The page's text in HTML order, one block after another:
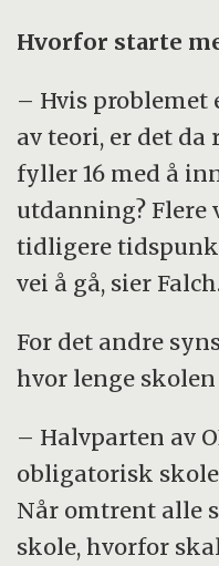
Hvorfor starte
– Hvis problemet
av teori, er det
fyller 16 med å
utdanning? Flere
tidligere
vei å gå, sier
For det andre
hvor lenge
– Halvparten av
obligatorisk
Når omtrent alle
skole, hvorfor